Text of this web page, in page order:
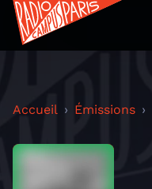
Accueil Émissions